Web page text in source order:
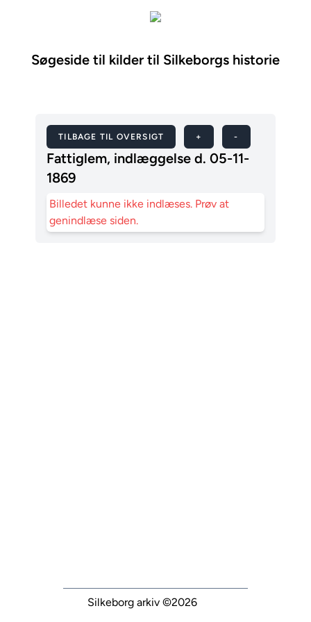
Søgeside til kilder til Silkeborgs historie
TILBAGE TIL OVERSIGT + -
Fattiglem, indlæggelse d. 05-11-
1869
Billedet kunne ikke indlæses. Prøv at
genindlæse siden.
Silkeborg arkiv©2026